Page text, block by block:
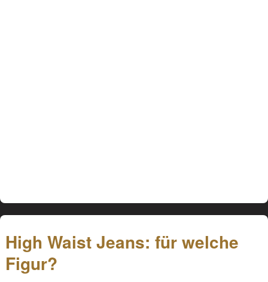
High Waist Jeans: für welche
Figur?